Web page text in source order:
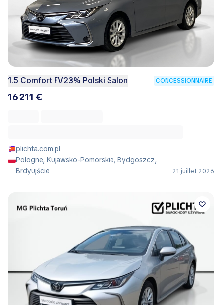
1.5 Comfort FV23% Polski Salon CONCESSIONNAIRE
16 211 €
plichta.com.pl
Pologne, Kujawsko-Pomorskie, Bydgoszcz,
Brdyujście
21 juillet 2026